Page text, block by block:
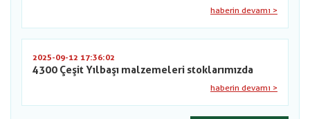
haberin devamı >
2025-09-12 17:36:02
4300 Çeşit Yılbaşı malzemeleri stoklarımızda
haberin devamı >